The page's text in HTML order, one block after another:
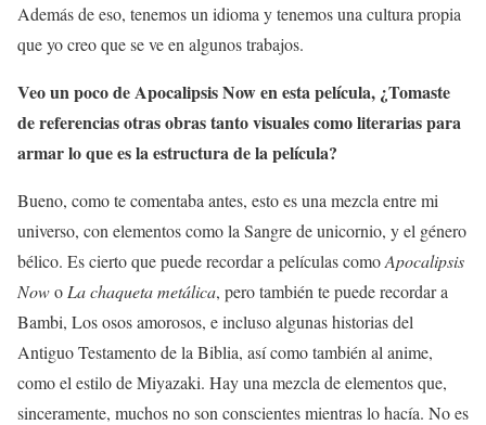
Además de eso, tenemos un idioma y tenemos una cultura propia
que yo creo que se ve en algunos trabajos.
Veo un poco de Apocalipsis Now en esta película, ¿Tomaste
de referencias otras obras tanto visuales como literarias para
armar lo que es la estructura de la película?
Bueno, como te comentaba antes, esto es una mezcla entre mi
universo, con elementos como la Sangre de unicornio, y el género
bélico. Es cierto que puede recordar a películas comoApocalipsis
Nowo La chaqueta metálica, pero también te puede recordar a
Bambi, Los osos amorosos, e incluso algunas historias del
Antiguo Testamento de la Biblia, así como también al anime,
como el estilo de Miyazaki. Hay una mezcla de elementos que,
sinceramente, muchos no son conscientes mientras lo hacía. No es